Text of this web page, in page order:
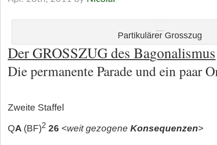
Partikulärer Grosszug
Der GROSSZUG des Bagonalismus
Die permanente Parade und ein paar
Zweite Staffel
QA (BF)2 26 <weit gezogene Konsequenzen>